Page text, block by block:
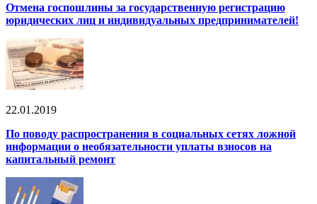
Отмена госпошлины за государственную регистрацию
юридических лиц и индивидуальных предпринимателей!
22.01.2019
По поводу распространения в социальных сетях ложной
информации о необязательности уплаты взносов на
капитальный ремонт